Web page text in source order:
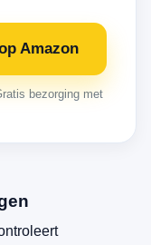
Amazon
bezorging met